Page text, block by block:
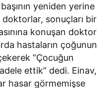
yeniden yerine
sonuçları bir
konuşan doktor
hastaların çoğunun
“Çocuğun
ettik” dedi. Einav,
hasar görmemişse